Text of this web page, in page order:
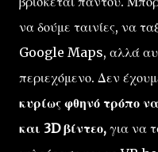
να δούμε ταινίες, να
Google Maps, αλλά
περιεχόμενο. Δεν
κυρίως φθηνό τρόπο
και 3D βίντεο, για να